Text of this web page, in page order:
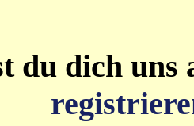
du dich uns